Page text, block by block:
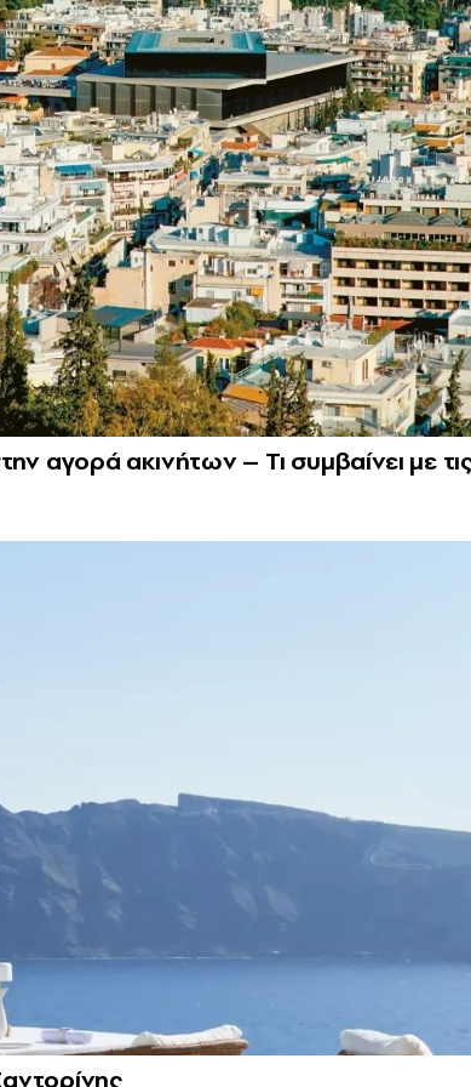
αγορά ακινήτων – Τι συμβαίνει με